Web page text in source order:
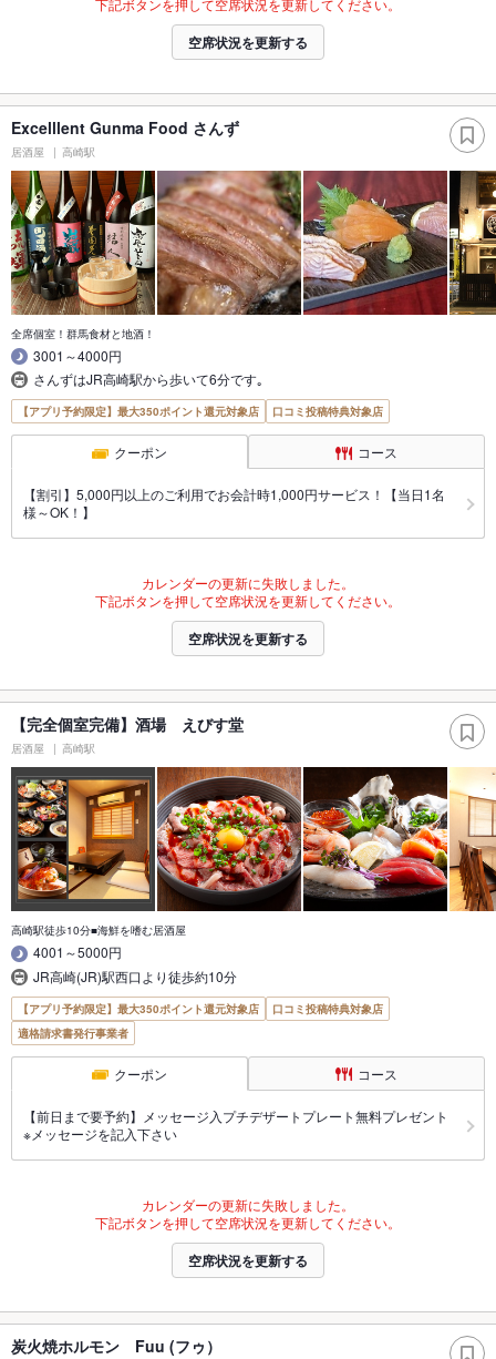
空席状況を更新する
Excelllent Gunma Food さんず
居酒屋 高崎駅
全席個室！群馬食材と地酒！
3001～4000円
さんずはJR高崎駅から歩いて6分です｡
【アプリ予約限定】最大350ポイント還元対象店 口コミ投稿特典対象店
クーポン コース
【割引】5,000円以上のご利用でお会計時1,000円サービス！【当日1名
様～OK！】
カレンダーの更新に失敗しました。
下記ボタンを押して空席状況を更新してください。
空席状況を更新する
【完全個室完備】酒場 えびす堂
居酒屋 高崎駅
高崎駅徒歩10分■海鮮を嗜む居酒屋
4001～5000円
JR高崎(JR)駅西口より徒歩約10分
【アプリ予約限定】最大350ポイント還元対象店
口コミ投稿特典対象店
適格請求書発行事業者
クーポン コース
【前日まで要予約】メッセージ入プチデザートプレート無料プレゼント
※メッセージを記入下さい
カレンダーの更新に失敗しました。
下記ボタンを押して空席状況を更新してください。
空席状況を更新する
炭火焼ホルモン Fuu (フゥ）